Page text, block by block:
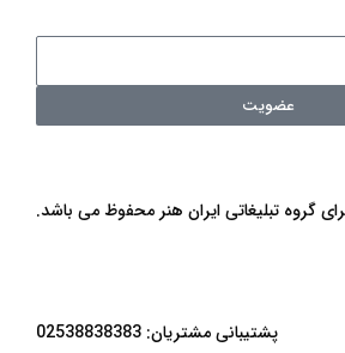
عضویت
پشتیبانی مشتریان: 02538838383